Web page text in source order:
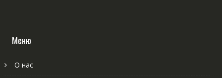
Меню
О нас